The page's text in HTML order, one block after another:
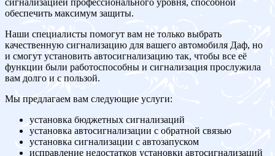
обеспечить максимум защиты.
Наши специалисты помогут вам не только выбрать
качественную сигнализацию для вашего автомобиля Даф, но
и смогут установить автосигнализацию так, чтобы все её
функции были работоспособны и сигнализация прослужила
вам долго и с пользой.
Мы предлагаем вам следующие услуги:
установка бюджетных сигнализаций
установка автосигнализации с обратной связью
установка сигнализации с автозапуском
исправление недостатков установки автосигнализаций